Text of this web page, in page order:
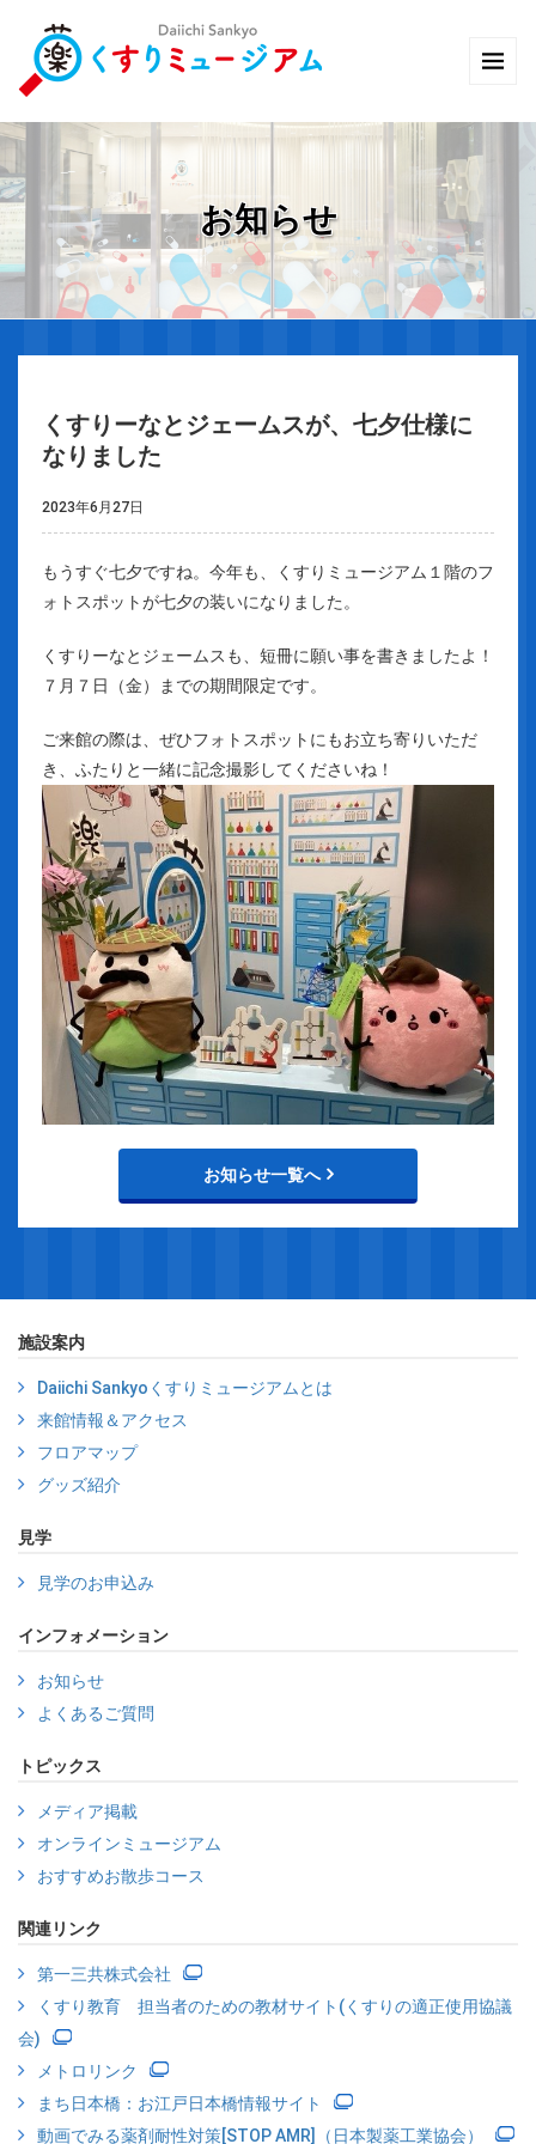
お知らせ
くすりーなとジェームスが、七夕仕様に
なりました
2023年6月27日
もうすぐ七夕ですね。今年も、くすりミュージアム１階のフ
ォトスポットが七夕の装いになりました。
くすりーなとジェームスも、短冊に願い事を書きましたよ！
７月７日（金）までの期間限定です。
ご来館の際は、ぜひフォトスポットにもお立ち寄りいただ
き、ふたりと一緒に記念撮影してくださいね！
お知らせ一覧へ
施設案内
Daiichi Sankyoくすりミュージアムとは
来館情報＆アクセス
フロアマップ
グッズ紹介
見学
見学のお申込み
インフォメーション
お知らせ
よくあるご質問
トピックス
メディア掲載
オンラインミュージアム
おすすめお散歩コース
関連リンク
第一三共株式会社
くすり教育 担当者のための教材サイト(くすりの適正使用協議
会)
メトロリンク
まち日本橋：お江戸日本橋情報サイト
動画でみる薬剤耐性対策[STOP AMR]（日本製薬工業協会）